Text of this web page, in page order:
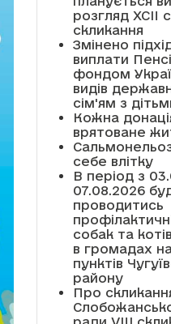
розгляд XCII
скликання
Змінено
виплати
фондом
видів
сім'ям з
Кожна
врятоване
себе влітку
В період з
07.08.2026
проводитись
собак та
в громадах
пунктів
району
Про